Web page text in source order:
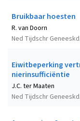
Bruikbaar hoesten
Ned Tijdschr
R. van Doorn
Eiwitbeperking
nierinsufficiëntie
Ned Tijdschr
J.C. ter Maaten